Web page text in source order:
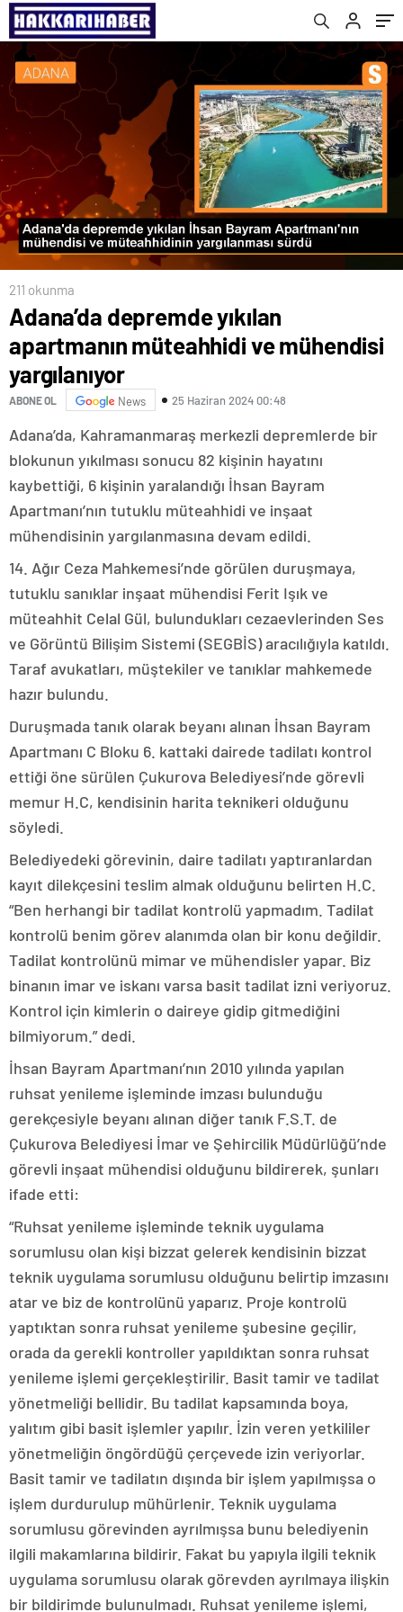
211 okunma
Adana’da depremde yıkılan
apartmanın müteahhidi ve mühendisi
yargılanıyor
ABONE OL News 25 Haziran 2024 00:48
Adana’da, Kahramanmaraş merkezli depremlerde bir
blokunun yıkılması sonucu 82 kişinin hayatını
kaybettiği, 6 kişinin yaralandığı İhsan Bayram
Apartmanı’nın tutuklu müteahhidi ve inşaat
mühendisinin yargılanmasına devam edildi.
14. Ağır Ceza Mahkemesi’nde görülen duruşmaya,
tutuklu sanıklar inşaat mühendisi Ferit Işık ve
müteahhit Celal Gül, bulundukları cezaevlerinden Ses
ve Görüntü Bilişim Sistemi (SEGBİS) aracılığıyla katıldı.
Taraf avukatları, müştekiler ve tanıklar mahkemede
hazır bulundu.
Duruşmada tanık olarak beyanı alınan İhsan Bayram
Apartmanı C Bloku 6. kattaki dairede tadilatı kontrol
ettiği öne sürülen Çukurova Belediyesi’nde görevli
memur H.C, kendisinin harita teknikeri olduğunu
söyledi.
Belediyedeki görevinin, daire tadilatı yaptıranlardan
kayıt dilekçesini teslim almak olduğunu belirten H.C.
“Ben herhangi bir tadilat kontrolü yapmadım. Tadilat
kontrolü benim görev alanımda olan bir konu değildir.
Tadilat kontrolünü mimar ve mühendisler yapar. Biz
binanın imar ve iskanı varsa basit tadilat izni veriyoruz.
Kontrol için kimlerin o daireye gidip gitmediğini
bilmiyorum.” dedi.
İhsan Bayram Apartmanı’nın 2010 yılında yapılan
ruhsat yenileme işleminde imzası bulunduğu
gerekçesiyle beyanı alınan diğer tanık F.S.T. de
Çukurova Belediyesi İmar ve Şehircilik Müdürlüğü’nde
görevli inşaat mühendisi olduğunu bildirerek, şunları
ifade etti:
“Ruhsat yenileme işleminde teknik uygulama
sorumlusu olan kişi bizzat gelerek kendisinin bizzat
teknik uygulama sorumlusu olduğunu belirtip imzasını
atar ve biz de kontrolünü yaparız. Proje kontrolü
yaptıktan sonra ruhsat yenileme şubesine geçilir,
orada da gerekli kontroller yapıldıktan sonra ruhsat
yenileme işlemi gerçekleştirilir. Basit tamir ve tadilat
yönetmeliği bellidir. Bu tadilat kapsamında boya,
yalıtım gibi basit işlemler yapılır. İzin veren yetkililer
yönetmeliğin öngördüğü çerçevede izin veriyorlar.
Basit tamir ve tadilatın dışında bir işlem yapılmışsa o
işlem durdurulup mühürlenir. Teknik uygulama
sorumlusu görevinden ayrılmışsa bunu belediyenin
ilgili makamlarına bildirir. Fakat bu yapıyla ilgili teknik
uygulama sorumlusu olarak görevden ayrılmaya ilişkin
bir bildirimde bulunulmadı. Ruhsat yenileme işlemi,